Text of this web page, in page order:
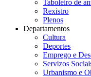
Taboleiro de
Rexistro
Plenos
Departamentos
Cultura
Deportes
Emprego e
Servizos
Urbanismo e